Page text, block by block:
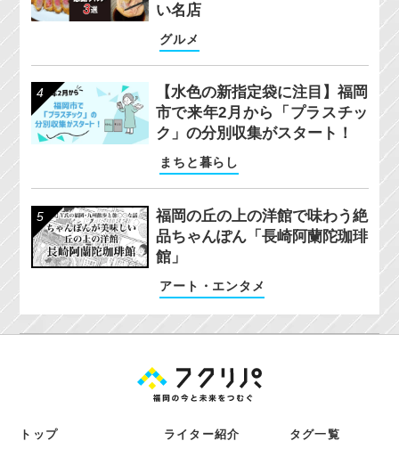
い名店
グルメ
【水色の新指定袋に注目】福岡
市で来年2月から「プラスチッ
ク」の分別収集がスタート！
まちと暮らし
福岡の丘の上の洋館で味わう絶
品ちゃんぽん「長崎阿蘭陀珈琲
館」
アート・エンタメ
トップ ライター紹介 タグ一覧